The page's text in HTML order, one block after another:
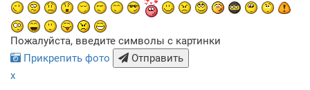
Пожалуйста, введите символы с картинки
Прикрепить фото
Отправить
x